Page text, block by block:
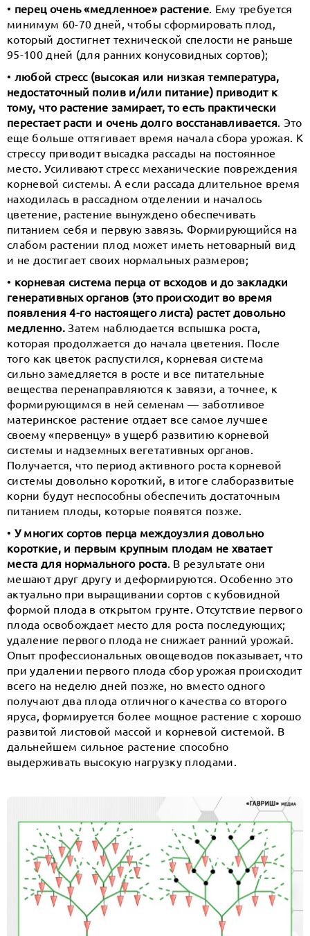
• перец очень «медленное» растение. Ему требуется
минимум 60-70 дней, чтобы сформировать плод,
который достигнет технической спелости не раньше
95-100 дней (для ранних конусовидных сортов);
• любой стресс (высокая или низкая температура,
недостаточный полив и/или питание) приводит к
тому, что растение замирает, то есть практически
перестает расти и очень долго восстанавливается . Это
еще больше оттягивает время начала сбора урожая. К
стрессу приводит высадка рассады на постоянное
место. Усиливают стресс механические повреждения
корневой системы. А если рассада длительное время
находилась в рассадном отделении и началось
цветение, растение вынуждено обеспечивать
питанием себя и первую завязь. Формирующийся на
слабом растении плод может иметь нетоварный вид
и не достигает своих нормальных размеров;
• корневая система перца от всходов и до закладки
генеративных органов (это происходит во время
появления 4-го настоящего листа) растет довольно
медленно.Затем наблюдается вспышка роста,
которая продолжается до начала цветения. После
того как цветок распустился, корневая система
сильно замедляется в росте и все питательные
вещества перенаправляются к завязи, а точнее, к
формирующимся в ней семенам — заботливое
материнское растение отдает все самое лучшее
своему «первенцу» в ущерб развитию корневой
системы и надземных вегетативных органов.
Получается, что период активного роста корневой
системы довольно короткий, в итоге слаборазвитые
корни будут неспособны обеспечить достаточным
питанием плоды, которые появятся позже.
• У многих сортов перца междоузлия довольно
короткие, и первым крупным плодам не хватает
места для нормального роста . В результате они
мешают друг другу и деформируются. Особенно это
актуально при выращивании сортов с кубовидной
формой плода в открытом грунте. Отсутствие первого
плода освобождает место для роста последующих;
удаление первого плода не снижает ранний урожай.
Опыт профессиональных овощеводов показывает, что
при удалении первого плода сбор урожая происходит
всего на неделю дней позже, но вместо одного
получают два плода отличного качества со второго
яруса, формируется более мощное растение с хорошо
развитой листовой массой и корневой системой. В
дальнейшем сильное растение способно
выдерживать высокую нагрузку плодами.